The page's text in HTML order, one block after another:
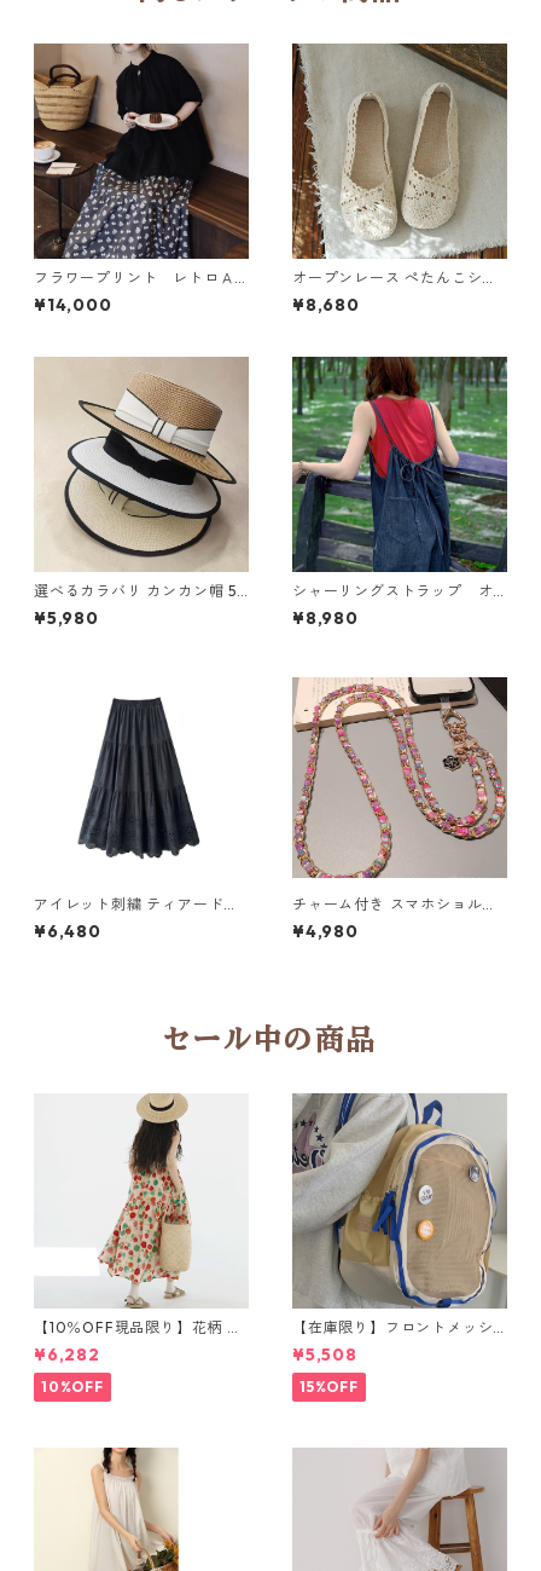
フラワープリント レトロＡ
ラインスカート N SLSK094
¥14,000
オープンレース ぺたんこシュ
ーズ 2col Y 260097
¥8,680
選べるカラバリ カンカン帽 5c
ol Y 260035
¥5,980
シャーリングストラップ オ
ーバーオール N CP021
¥8,980
アイレット刺繍 ティアードロ
ングスカート6col H 260119
¥6,480
チャーム付き スマホショルダ
ーストラップ 5col H 260122
¥4,980
セール中の商品
【10％OFF現品限り】花柄 ノ
ースリーブワンピース 1076
8
¥6,282
10%OFF
【在庫限り】フロントメッシ
ュ バックパック M 2col 11170
¥5,508
15%OFF